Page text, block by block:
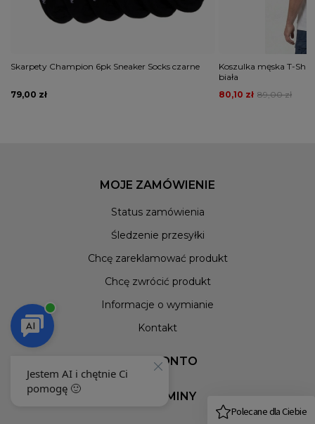
Skarpety Champion 6pk Sneaker Socks czarne
79,00 zł
Koszulka męska T-
biała
89,00 zł
80,10 zł
MOJE ZAMÓWIENIE
Status zamówienia
Śledzenie przesyłki
Chcę zareklamować produkt
Chcę zwrócić produkt
Informacje o wymianie
Kontakt
MOJE KONTO
REGULAMINY